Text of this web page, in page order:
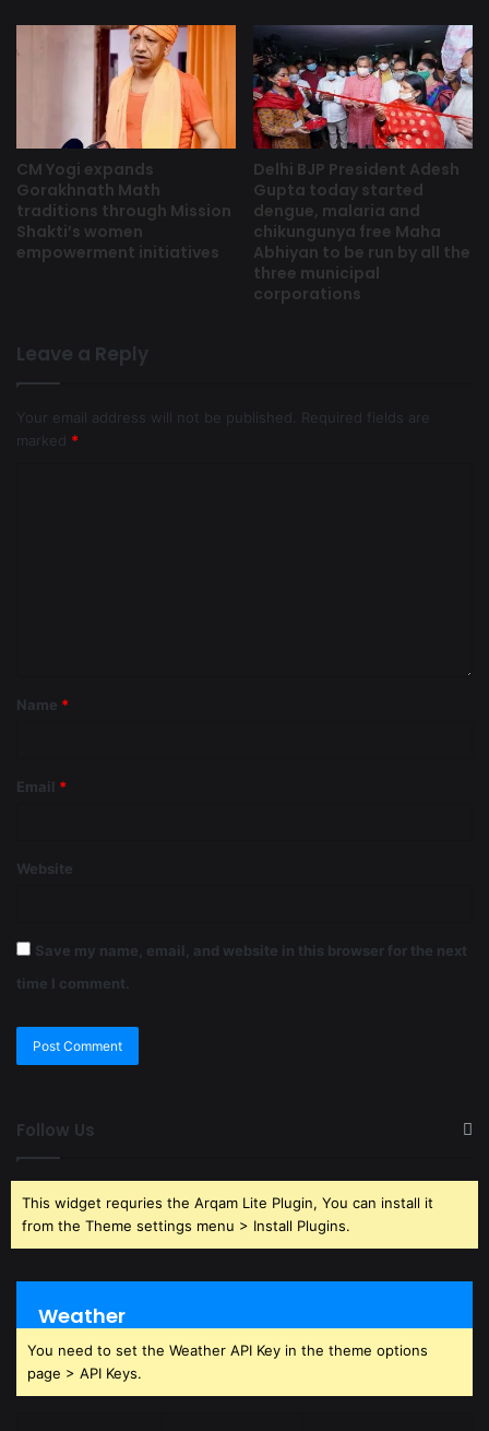
CM Yogi expands
Gorakhnath Math
traditions through Mission
Shakti’s women
empowerment initiatives
Delhi BJP President Adesh
Gupta today started
dengue, malaria and
chikungunya free Maha
Abhiyan to be run by all the
three municipal
corporations
Leave a Reply
Your email address will not be published.
Required fields are
marked *
Name *
Email *
Website
Save my name, email, and website in this browser for the next
time I comment.
Follow Us
This widget requries the Arqam Lite Plugin, You can install it
from the Theme settings menu > Install Plugins.
Weather
You need to set the Weather API Key in the theme options
page > API Keys.